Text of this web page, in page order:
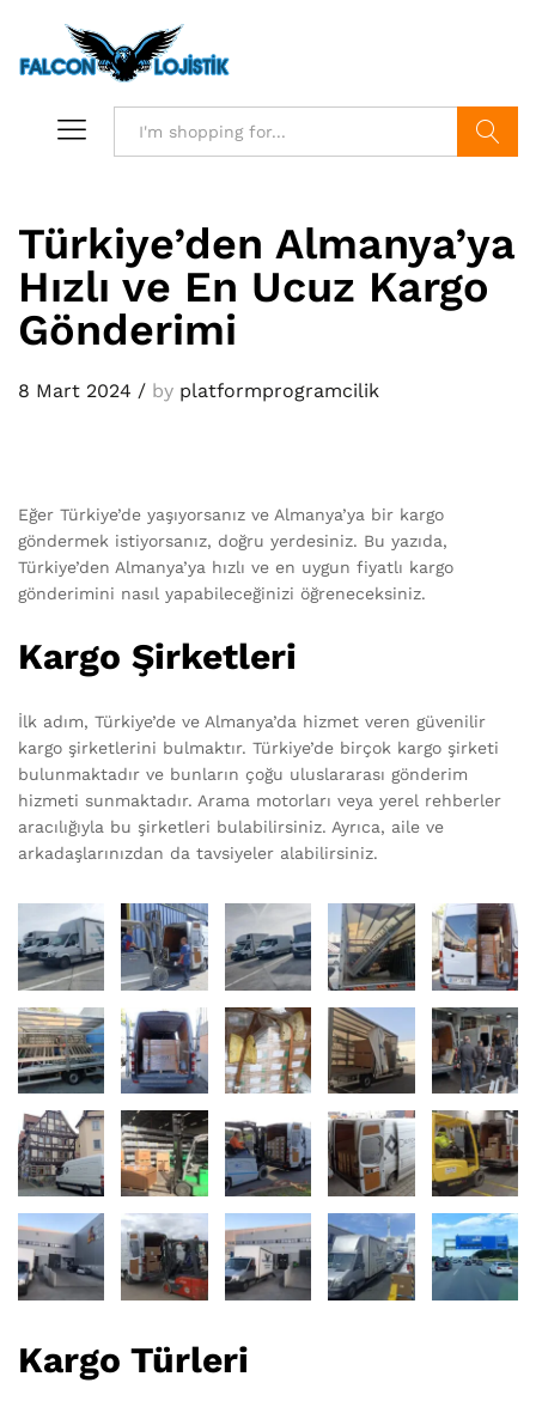
Türkiye’den Almanya’ya
Hızlı ve En Ucuz Kargo
Gönderimi
8 Mart 2024 / by platformprogramcilik
Eğer Türkiye’de yaşıyorsanız ve Almanya’ya bir kargo
göndermek istiyorsanız, doğru yerdesiniz. Bu yazıda,
Türkiye’den Almanya’ya hızlı ve en uygun fiyatlı kargo
gönderimini nasıl yapabileceğinizi öğreneceksiniz.
Kargo Şirketleri
İlk adım, Türkiye’de ve Almanya’da hizmet veren güvenilir
kargo şirketlerini bulmaktır. Türkiye’de birçok kargo şirketi
bulunmaktadır ve bunların çoğu uluslararası gönderim
hizmeti sunmaktadır. Arama motorları veya yerel rehberler
aracılığıyla bu şirketleri bulabilirsiniz. Ayrıca, aile ve
arkadaşlarınızdan da tavsiyeler alabilirsiniz.
Kargo Türleri